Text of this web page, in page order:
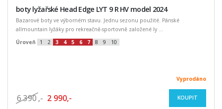
boty lyžařské Head Edge LYT 9 R HV model 2024
Bazarové boty ve výborném stavu. Jednu sezonu použité. Pánské
allmountain lyžáky pro rekreačně-sportovně založené ly ...
Úroveň
1 2 3 4 5 6 7 8 9 10
Vyprodáno
6 390 ,- 2 990,- KOUPIT